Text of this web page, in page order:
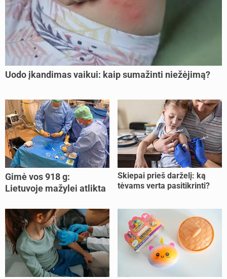
Uodo įkandimas vaikui: kaip sumažinti niežėjimą?
Gimė vos 918 g:
Lietuvoje mažylei atlikta
Skiepai prieš darželį: ką
tėvams verta pasitikrinti?